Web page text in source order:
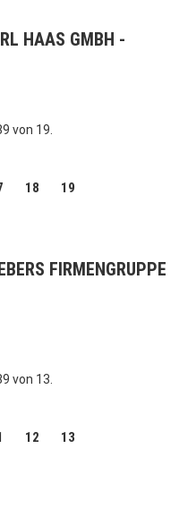
HAAS GMBH
von 19.
18 19
FIRMENGRUPPE
von 13.
12 13